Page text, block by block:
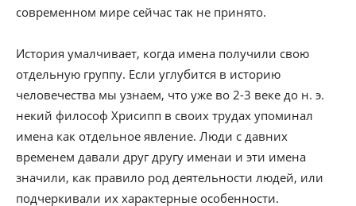
современном мире сейчас так не принято.
История умалчивает, когда имена получили свою
отдельную группу. Если углубится в историю
человечества мы узнаем, что уже во 2-3 веке до н. э.
некий философ Хрисипп в своих трудах упоминал
имена как отдельное явление. Люди с давних
временем давали друг другу именаи и эти имена
значили, как правило род деятельности людей, или
подчеркивали их характерные особенности.